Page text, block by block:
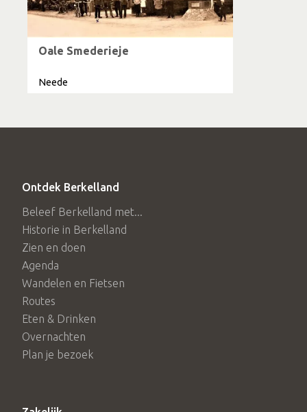
Oale Smederieje
Neede
Ontdek Berkelland
Beleef Berkelland met...
Historie in Berkelland
Zien en doen
Agenda
Wandelen en Fietsen
Routes
Eten & Drinken
Overnachten
Plan je bezoek